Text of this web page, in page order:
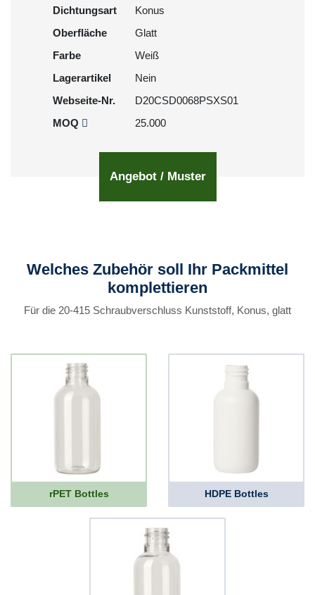
Dichtungsart
Konus
Oberfläche
Glatt
Farbe
Weiß
Lagerartikel
Nein
Webseite-Nr.
D20CSD0068PSXS01
MOQ
25.000
Angebot / Muster
Welches Zubehör soll Ihr Packmittel
komplettieren
Für die 20-415 Schraubverschluss Kunststoff, Konus, glatt
rPET Bottles HDPE Bottles